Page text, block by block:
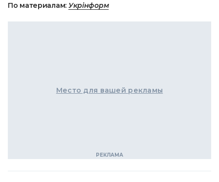
По материалам: Укрінформ
Место для вашей рекламы